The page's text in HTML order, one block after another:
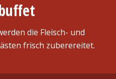
die Fleisch- und
frisch zuberereitet.